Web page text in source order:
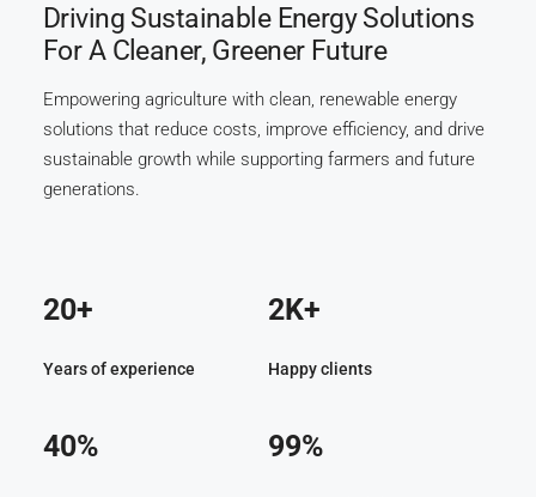
Driving Sustainable Energy Solutions
For A Cleaner, Greener Future
Empowering agriculture with clean, renewable energy
solutions that reduce costs, improve efficiency, and drive
sustainable growth while supporting farmers and future
generations.
20+
Years of experience
2K+
Happy clients
40% 99%